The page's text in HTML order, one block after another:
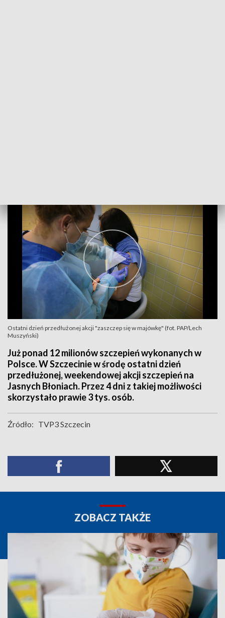
Ostatni dzień przedłużonej akcji "zaszczep się w majówkę" (fot. PAP/Lech
Muszyński)
Już ponad 12 milionów szczepień wykonanych w
Polsce. W Szczecinie w środę ostatni dzień
przedłużonej, weekendowej akcji szczepień na
Jasnych Błoniach. Przez 4 dni z takiej możliwości
skorzystało prawie 3 tys. osób.
Źródło: TVP3 Szczecin
ZOBACZ TAKŻE